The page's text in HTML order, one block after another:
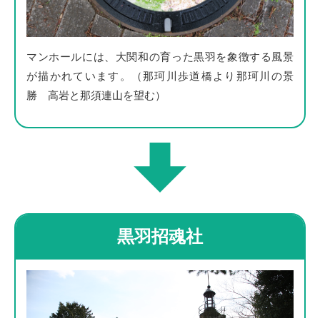
マンホールには、大関和の育った黒羽を象徴する風景
が描かれています。（那珂川歩道橋より那珂川の景
勝 高岩と那須連山を望む）
黒羽招魂社